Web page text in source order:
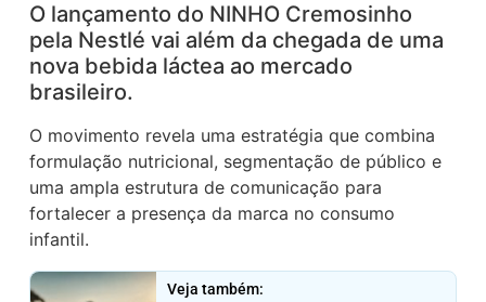
O lançamento do NINHO Cremosinho
pela Nestlé vai além da chegada de uma
nova bebida láctea ao mercado
brasileiro.
O movimento revela uma estratégia que combina
formulação nutricional, segmentação de público e
uma ampla estrutura de comunicação para
fortalecer a presença da marca no consumo
infantil.
Veja também: